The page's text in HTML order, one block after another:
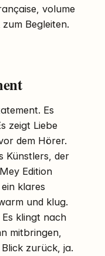
volume
Begleiten.
Es
zeigt Liebe
dem Hörer.
Künstlers, der
Edition
klares
und klug.
klingt nach
mitbringen,
zurück, ja.